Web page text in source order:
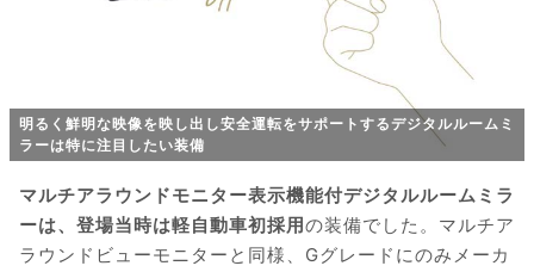
明るく鮮明な映像を映し出し安全運転をサポートするデジタルルームミ
ラーは特に注目したい装備
マルチアラウンドモニター表示機能付デジタルルームミラ
ーは、登場当時は軽自動車初採用の装備でした。マルチア
ラウンドビューモニターと同様、Gグレードにのみメーカ